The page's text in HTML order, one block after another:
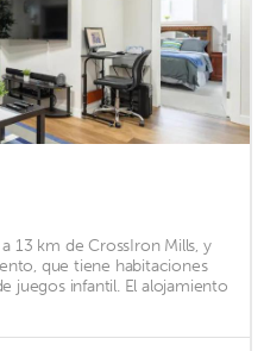
13 km de CrossIron Mills, y
que tiene habitaciones
juegos infantil. El alojamiento